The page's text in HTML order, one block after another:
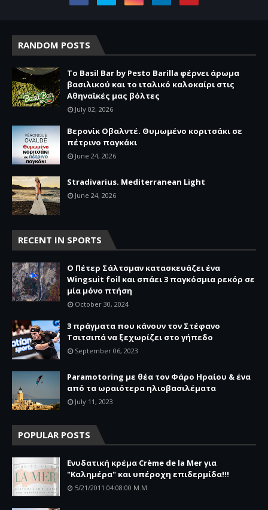
RANDOM POSTS
Το Basil Bar by Pesto Barilla φέρνει άρωμα
βασιλικού και το ιταλικό καλοκαίρι στις
Αθηναϊκές μας βόλτες
July 02, 2026
Βερονίκ Οβαλντέ. Θυμωμένο κοριτσάκι σε
πέτρινο παγκάκι
June 24, 2026
Stradivarius. Mediterranean Light
June 24, 2026
RECENT IN SPORTS
O Πέτερ Σάλτσμαν κατασκευάζει ένα
Wingsuit foil και σπάει 3 παγκόσμια ρεκόρ σε
μία μόνο πτήση
October 30, 2024
3 πράγματα που κάνουν τον Στέφανο
Τσιτσιπά να ξεχωρίζει στο γήπεδο
September 06, 2023
Paramotoring με θέα τον Φάρο Ηραίου & ένα
από τα ωραιότερα ηλιοβασιλέματα
July 11, 2023
POPULAR POSTS
Ενυδατική κρέμα Crème de la Mer για
"Καλημέρα" και υπέροχη επιδερμίδα!!!
5/21/2011 04:08:00 Μ.μ.